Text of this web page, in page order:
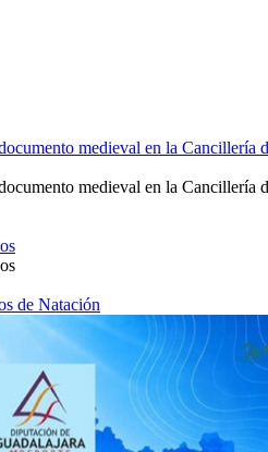
medieval en la Cancillería
medieval en la Cancillería
de Natación